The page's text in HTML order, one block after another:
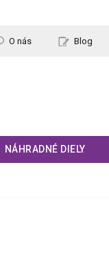
O nás Blog
NÁHRADNÉ DIELY